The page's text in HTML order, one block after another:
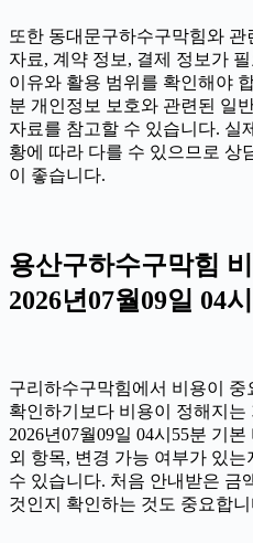
또한 동대문구하수구막힘와
자료, 계약 정보, 결제 정보가
이유와 활용 범위를 확인해야
분 개인정보 보호와 관련된 일
자료를 참고할 수 있습니다. 실
황에 따라 다를 수 있으므로 상
이 좋습니다.
용산구하수구막힘
2026년07월09일 04
구리하수구막힘에서 비용이
확인하기보다 비용이 정해지
2026년07월09일 04시55분 기
외 항목, 변경 가능 여부가 있
수 있습니다. 처음 안내받은 금
것인지 확인하는 것도 중요합니